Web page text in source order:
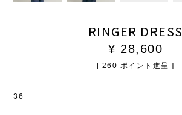
RINGER DRESS
¥ 28,600
[ 260 ポイント進呈 ]
36